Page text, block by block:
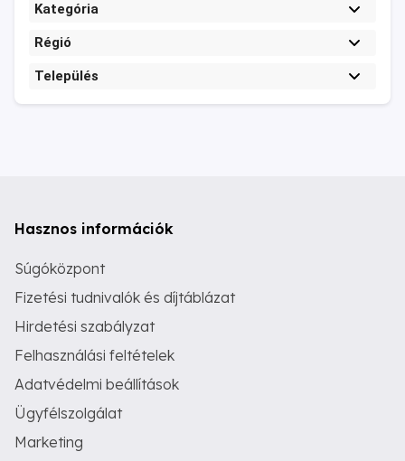
Kategória
Régió
Település
Hasznos információk
Súgóközpont
Fizetési tudnivalók és díjtáblázat
Hirdetési szabályzat
Felhasználási feltételek
Adatvédelmi beállítások
Ügyfélszolgálat
Marketing